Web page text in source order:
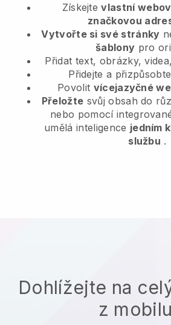
Získejtevlastní
značkovou
Vytvořte si své stránky
šablony pro
Přidat text, obrázky,
Přidejte a
Povolit vícejazyčné
Přeložte svůj obsah do
nebo pomocí
umělá inteligence jedním
službu .
Dohlížejte na
z mobilu